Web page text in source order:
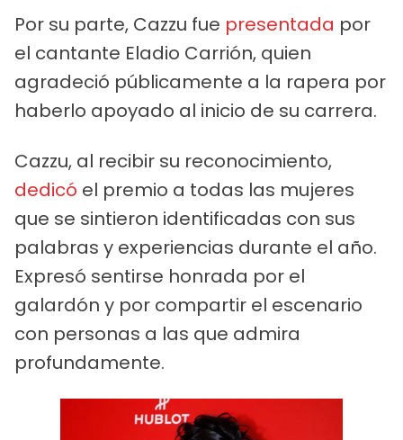
Por su parte, Cazzu fue presentada por
el cantante Eladio Carrión, quien
agradeció públicamente a la rapera por
haberlo apoyado al inicio de su carrera.
Cazzu, al recibir su reconocimiento,
dedicó el premio a todas las mujeres
que se sintieron identificadas con sus
palabras y experiencias durante el año.
Expresó sentirse honrada por el
galardón y por compartir el escenario
con personas a las que admira
profundamente.